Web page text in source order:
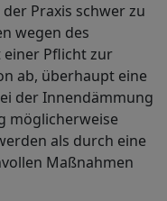
Praxis schwer zu
wegen des
einer Pflicht zur
ab, überhaupt eine
der Innendämmung
möglicherweise
als durch eine
Maßnahmen